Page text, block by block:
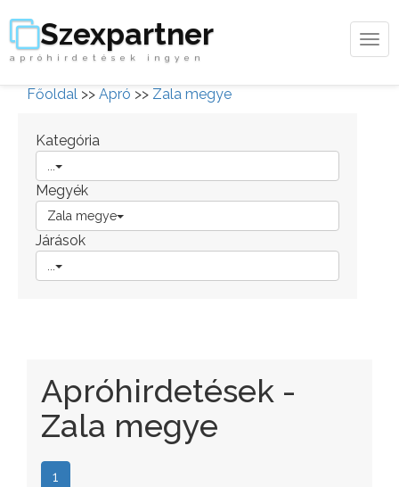
Szexpartner
apróhirdetések ingyen
Főoldal >> Apró >> Zala megye
Kategória
Megyék
Zala megye
Járások
Apróhirdetések -
Zala megye
1